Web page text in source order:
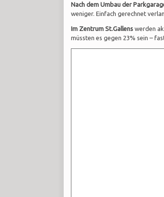
Nach dem Umbau der
weniger. Einfach gerechnet
Im Zentrum St.Gallens werden
müssten es gegen 23% sein –